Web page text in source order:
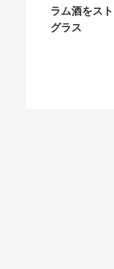
ラム酒をス
グラス